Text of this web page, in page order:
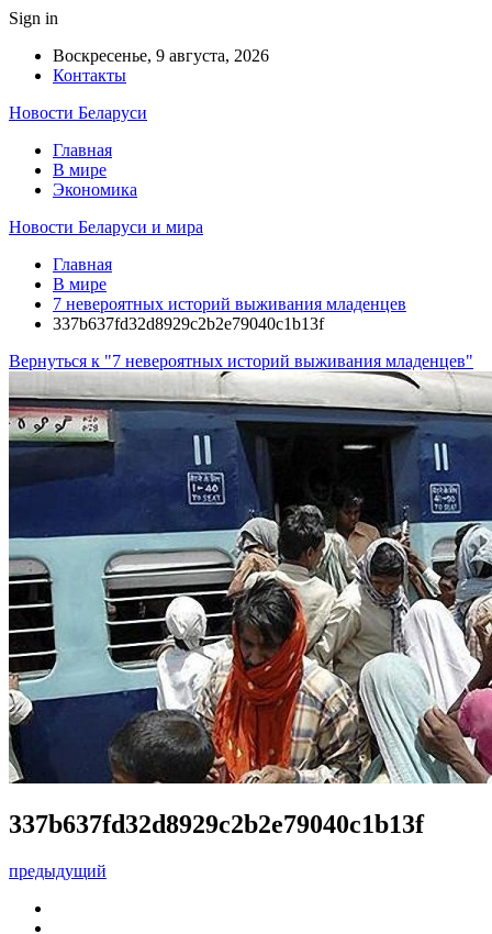
Sign in
Воскресенье, 9 августа, 2026
Контакты
Новости Беларуси
Главная
В мире
Экономика
Новости Беларуси и мира
Главная
В мире
7 невероятных историй выживания младенцев
337b637fd32d8929c2b2e79040c1b13f
Вернуться к "7 невероятных историй выживания младенцев"
337b637fd32d8929c2b2e79040c1b13f
предыдущий